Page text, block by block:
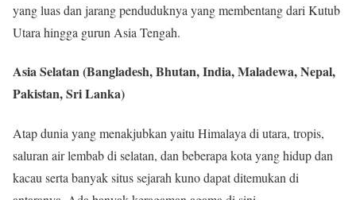
yang luas dan jarang penduduknya yang membentang dari Kutub
Utara hingga gurun Asia Tengah.
Asia Selatan (Bangladesh, Bhutan, India, Maladewa, Nepal,
Pakistan, Sri Lanka)
Atap dunia yang menakjubkan yaitu Himalaya di utara, tropis,
saluran air lembab di selatan, dan beberapa kota yang hidup dan
kacau serta banyak situs sejarah kuno dapat ditemukan di